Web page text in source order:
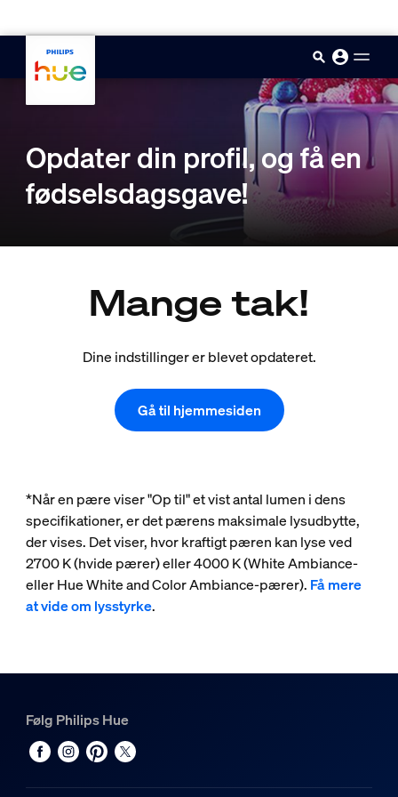
Opdater din profil, og få en
fødselsdagsgave!
Mange tak!
Dine indstillinger er blevet opdateret.
Gå til hjemmesiden
*Når en pære viser "Op til" et vist antal lumen i dens
specifikationer, er det pærens maksimale lysudbytte,
der vises. Det viser, hvor kraftigt pæren kan lyse ved
2700 K (hvide pærer) eller 4000 K (White Ambiance-
eller Hue White and Color Ambiance-pærer). Få mere
at vide om lysstyrke.
Følg Philips Hue